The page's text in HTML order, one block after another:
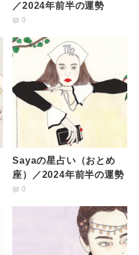
／2024年前半の運勢
0
Sayaの星占い（おとめ
座）／2024年前半の運勢
0